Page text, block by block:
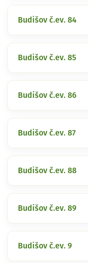
Budišov č.ev. 84
Budišov č.ev. 85
Budišov č.ev. 86
Budišov č.ev. 87
Budišov č.ev. 88
Budišov č.ev. 89
Budišov č.ev. 9